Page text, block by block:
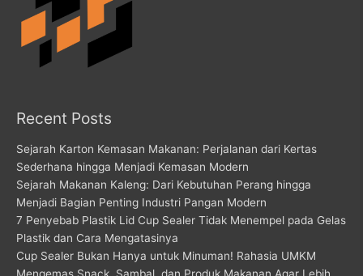
Recent Posts
Sejarah Karton Kemasan Makanan: Perjalanan dari Kertas
Sederhana hingga Menjadi Kemasan Modern
Sejarah Makanan Kaleng: Dari Kebutuhan Perang hingga
Menjadi Bagian Penting Industri Pangan Modern
7 Penyebab Plastik Lid Cup Sealer Tidak Menempel pada Gelas
Plastik dan Cara Mengatasinya
Cup Sealer Bukan Hanya untuk Minuman! Rahasia UMKM